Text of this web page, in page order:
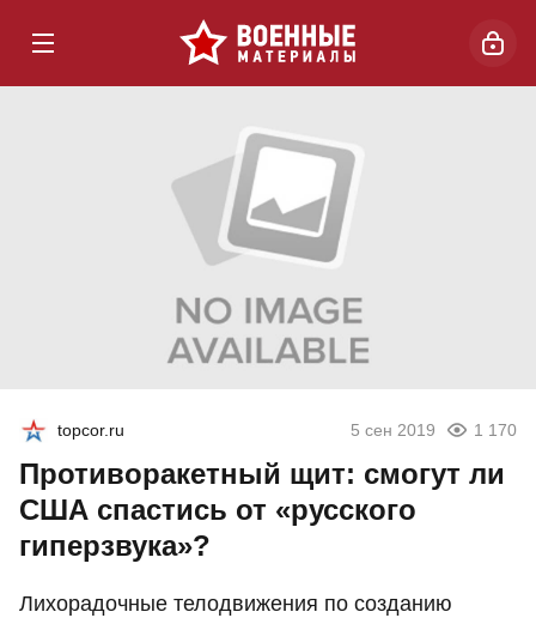
topcor.ru 5 сен 2019 1 170
Противоракетный щит: смогут ли
США спастись от «русского
гиперзвука»?
Лихорадочные телодвижения по созданию